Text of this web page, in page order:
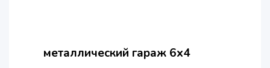
металлический гараж 6х4